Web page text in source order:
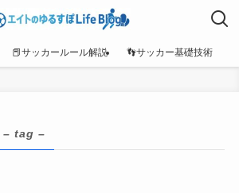
📕サッカールール解説 👣サッカー基礎技術
– tag –